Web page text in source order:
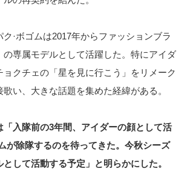
ク·ボゴムは2017年からファッションブラ
の専属モデルとして活躍した。特にアイダ
ョクチェの「星を見に行こう」をリメーク
い、大きな話題を集めた経緯がある。
「入隊前の3年間、アイダーの顔として活
が除隊するのを待ってきた。今秋シーズ
して活動する予定」と明らかにした。